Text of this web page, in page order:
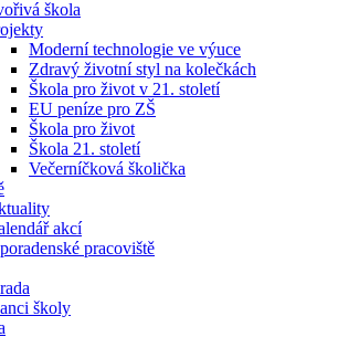
škola
Moderní technologie ve výuce
Zdravý životní styl na kolečkách
Škola pro život v 21. století
EU peníze pro ZŠ
Škola pro život
Škola 21. století
Večerníčková školička
akcí
pracoviště
školy